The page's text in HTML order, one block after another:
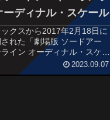
ーディナル・スケール
クスから2017年2月18日に
れた「劇場版 ソードアー
ライン オーディナル・スケー
想記事です。原作は川原礫に
ノベルで、人気テレビアニ
2023.09.07